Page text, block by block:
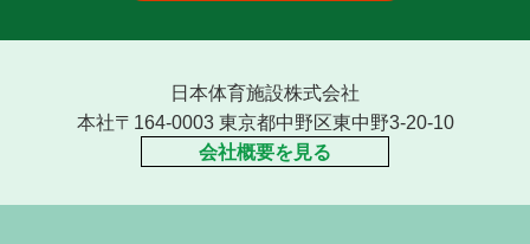
日本体育施設株式会社
本社〒164-0003 東京都中野区東中野3-20-10
会社概要を見る